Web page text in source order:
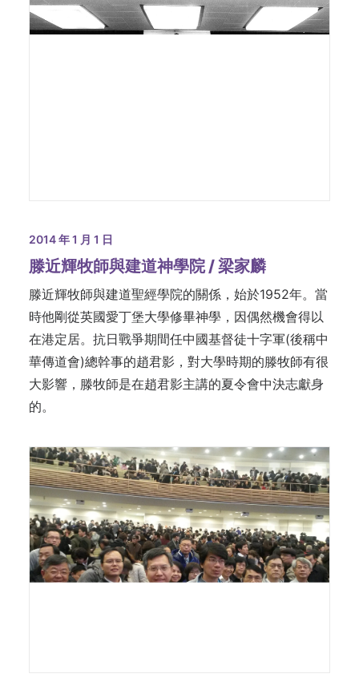
2014 年 1 月 1 日
滕近輝牧師與建道神學院 / 梁家麟
滕近輝牧師與建道聖經學院的關係，始於1952年。當
時他剛從英國愛丁堡大學修畢神學，因偶然機會得以
在港定居。抗日戰爭期間任中國基督徒十字軍(後稱中
華傳道會)總幹事的趙君影，對大學時期的滕牧師有很
大影響，滕牧師是在趙君影主講的夏令會中決志獻身
的。